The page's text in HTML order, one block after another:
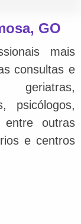
GO
mais
consultas e
psicólogos,
entre outras
e centros